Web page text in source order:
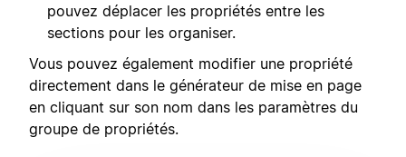
pouvez déplacer les propriétés entre les
sections pour les organiser.
Vous pouvez également modifier une propriété
directement dans le générateur de mise en page
en cliquant sur son nom dans les paramètres du
groupe de propriétés.